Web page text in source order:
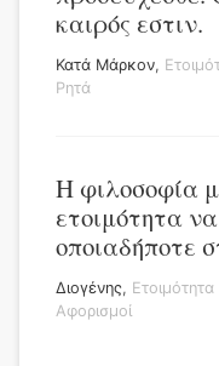
καιρός εστιν.
Κατά Μάρκον,
Ρητά
Η φιλοσοφία
ετοιμότητα
οποιαδήποτε
Διογένης, Ετοιμότητα
Αφορισμοί